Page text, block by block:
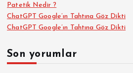
Patetik Nedir ?
ChatGPT Google’ın Tahtına Göz Dikti
ChatGPT Google’ın Tahtına Göz Dikti
Son yorumlar